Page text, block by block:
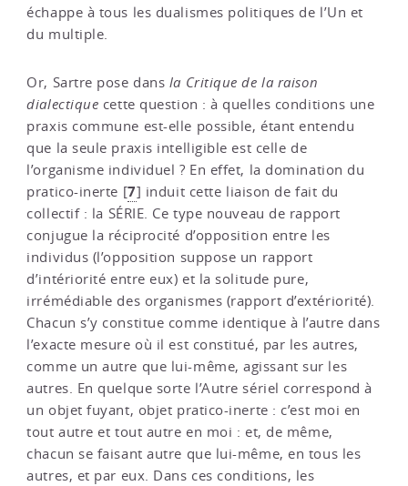
échappe à tous les dualismes politiques de l’Un et
du multiple.
Or, Sartre pose dans la Critique de la raison
dialectique cette question : à quelles conditions une
praxis commune est-elle possible, étant entendu
que la seule praxis intelligible est celle de
l’organisme individuel ? En effet, la domination du
pratico-inerte [7] induit cette liaison de fait du
collectif : la SÉRIE. Ce type nouveau de rapport
conjugue la réciprocité d’opposition entre les
individus (l’opposition suppose un rapport
d’intériorité entre eux) et la solitude pure,
irrémédiable des organismes (rapport d’extériorité).
Chacun s’y constitue comme identique à l’autre dans
l’exacte mesure où il est constitué, par les autres,
comme un autre que lui-même, agissant sur les
autres. En quelque sorte l’Autre sériel correspond à
un objet fuyant, objet pratico-inerte : c’est moi en
tout autre et tout autre en moi : et, de même,
chacun se faisant autre que lui-même, en tous les
autres, et par eux. Dans ces conditions, les